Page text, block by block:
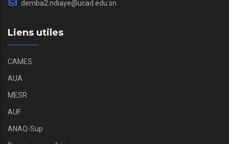
demba2.ndiaye@ucad.edu.sn
Liens utiles
CAMES
AUA
MESR
AUF
ANAQ-Sup